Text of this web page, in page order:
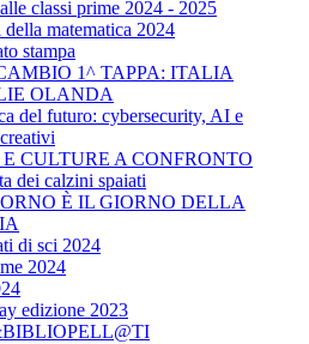
classi prime 2024 - 2025
matematica 2024
stampa
1^ TAPPA: ITALIA
OLANDA
del futuro: cybersecurity, AI e
CULTURE A CONFRONTO
dei calzini spaiati
È IL GIORNO DELLA
di sci 2024
2024
edizione 2023